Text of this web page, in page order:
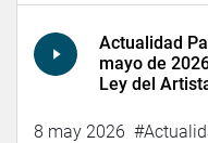
Actualidad
mayo de
Ley del
8 may 2026